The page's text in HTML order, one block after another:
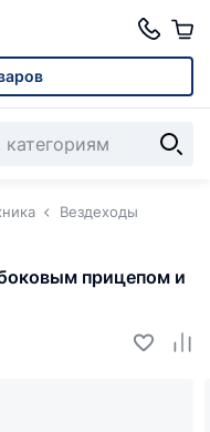
Вездеходы
прицепом и